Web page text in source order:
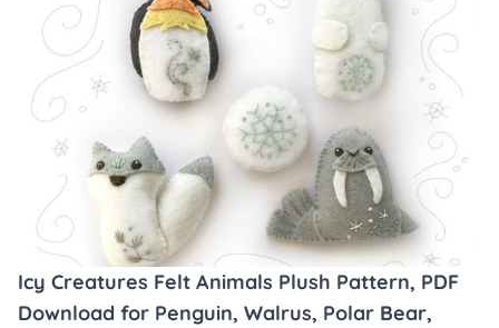
Icy Creatures Felt Animals Plush Pattern, PDF
Download for Penguin, Walrus, Polar Bear,